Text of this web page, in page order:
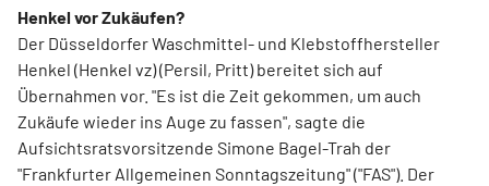
Henkel vor Zukäufen?
Der Düsseldorfer Waschmittel- und Klebstoffhersteller
Henkel (Henkel vz) (Persil, Pritt) bereitet sich auf
Übernahmen vor. "Es ist die Zeit gekommen, um auch
Zukäufe wieder ins Auge zu fassen", sagte die
Aufsichtsratsvorsitzende Simone Bagel-Trah der
"Frankfurter Allgemeinen Sonntagszeitung" ("FAS"). Der